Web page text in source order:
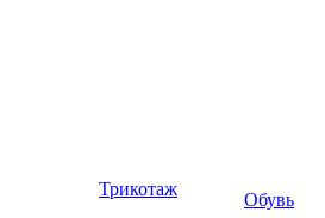
Трикотаж
Обувь